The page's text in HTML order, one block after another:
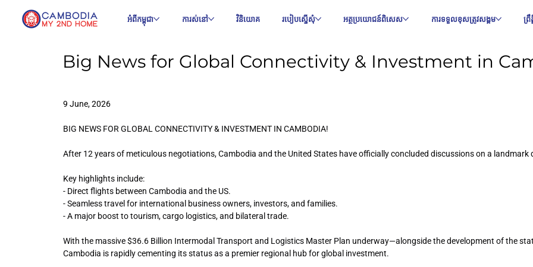
អំពីកម្ពុជា ការស់នៅ វិនិយោគ របៀបស្នើសុំ អត្ថប្រយោជន៍ពិសេស ការទទួលខុសត្រូវសង្គម ព្
Big News for Global Connectivity & Investment in
9 June, 2026
BIG NEWS FOR GLOBAL CONNECTIVITY & INVESTMENT IN CAMBODIA!
After 12 years of meticulous negotiations, Cambodia and the United States have officially concluded discussions on a
Key highlights include:
- Direct flights between Cambodia and the US.
- Seamless travel for international business owners, investors, and families.
- A major boost to tourism, cargo logistics, and bilateral trade.
With the massive $36.6 Billion Intermodal Transport and Logistics Master Plan underway—alongside the development of the
Cambodia is rapidly cementing its status as a premier regional hub for global investment.